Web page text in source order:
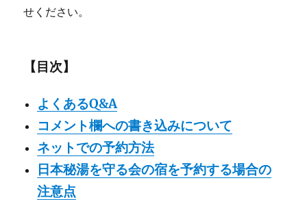
せください。
【目次】
よくあるQ&A
コメント欄への書き込みについて
ネットでの予約方法
日本秘湯を守る会の宿を予約する場合の
注意点